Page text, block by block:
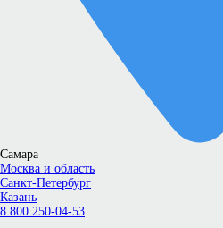
Самара
Москва и область
Санкт-Петербург
Казань
8 800 250-04-53